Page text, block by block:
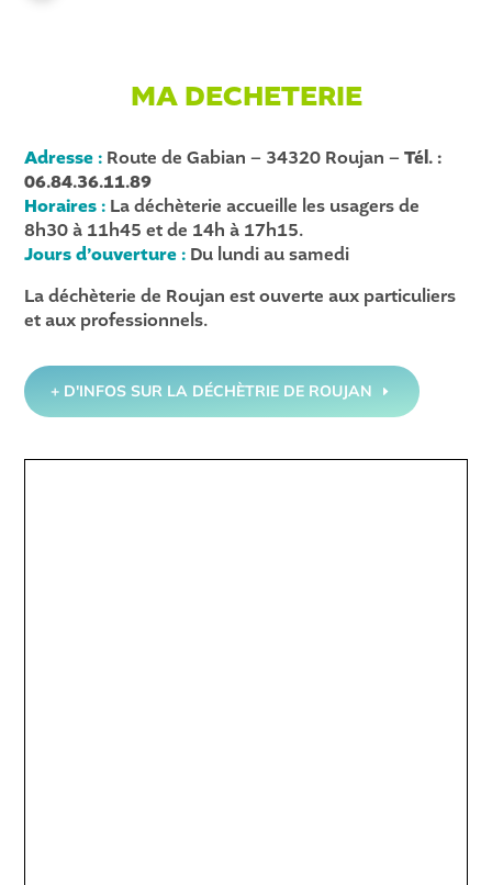
MA DECHETERIE
Adresse : Route de Gabian – 34320 Roujan –Tél. :
06.84.36.11.89
Horaires : La déchèterie accueille les usagers de
8h30 à 11h45 et de 14h à 17h15.
Jours d’ouverture : Du lundi au samedi
La déchèterie de Roujan est ouverte aux particuliers
et aux professionnels.
+ D'INFOS SUR LA DÉCHÈTRIE DE ROUJAN